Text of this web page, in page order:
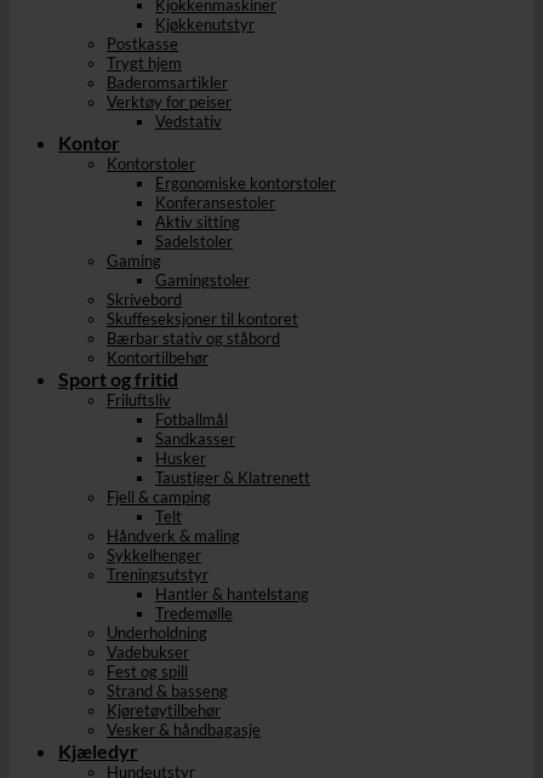
Kjokkenmaskiner
Kjøkkenutstyr
Postkasse
Trygt hjem
Baderomsartikler
Verktøy for peiser
Vedstativ
Kontor
Kontorstoler
Ergonomiske kontorstoler
Konferansestoler
Aktiv sitting
Sadelstoler
Gaming
Gamingstoler
Skrivebord
Skuffeseksjoner til kontoret
Bærbar stativ og ståbord
Kontortilbehør
Sport og fritid
Friluftsliv
Fotballmål
Sandkasser
Husker
Taustiger & Klatrenett
Fjell & camping
Telt
Håndverk & maling
Sykkelhenger
Treningsutstyr
Hantler & hantelstang
Tredemølle
Underholdning
Vadebukser
Fest og spill
Strand & basseng
Kjøretøytilbehør
Vesker & håndbagasje
Kjæledyr
Hundeutstyr